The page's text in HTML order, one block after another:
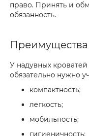
право. Принять и
обязанность.
У надувных
обязательно нужно
компактность;
легкость;
мобильность;
гигиеничность;